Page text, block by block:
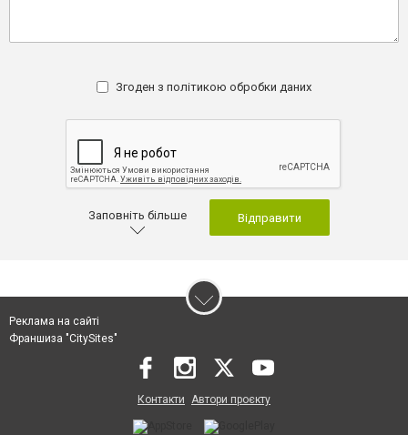
Згоден з політикою обробки даних
Заповніть більше Відправити
Реклама на сайті
Франшиза "CitySites"
Контакти Автори проєкту